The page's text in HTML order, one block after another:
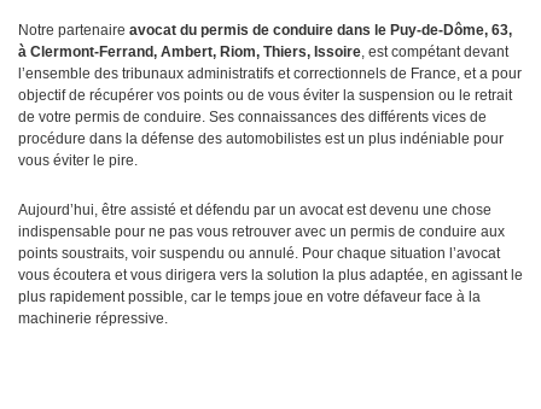
Notre partenaire avocat du permis de conduire dans le Puy-de-Dôme, 63,
à Clermont-Ferrand, Ambert, Riom, Thiers, Issoire, est compétant devant
l’ensemble des tribunaux administratifs et correctionnels de France, et a pour
objectif de récupérer vos points ou de vous éviter la suspension ou le retrait
de votre permis de conduire. Ses connaissances des différents vices de
procédure dans la défense des automobilistes est un plus indéniable pour
vous éviter le pire.
Aujourd’hui, être assisté et défendu par un avocat est devenu une chose
indispensable pour ne pas vous retrouver avec un permis de conduire aux
points soustraits, voir suspendu ou annulé. Pour chaque situation l’avocat
vous écoutera et vous dirigera vers la solution la plus adaptée, en agissant le
plus rapidement possible, car le temps joue en votre défaveur face à la
machinerie répressive.